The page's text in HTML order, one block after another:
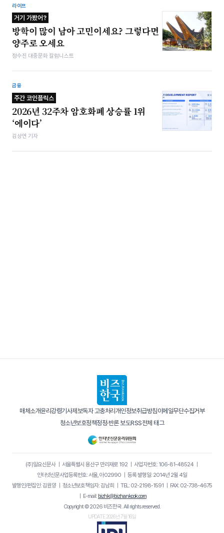
라이프
거기 가봤어?
방학이 많이 남아 고민이세요? 그렇다면
양주로 오세요
정수진 대중문화 칼럼니스트
금융
주간 코인플릭스
2026년 32주차 암호화폐 상승률 1위
‘에이다’
김상연 기자
매체소개윤리강령기사제보독자 고충처리개인정보취급방침이메일무단수집거부
청소년보호정책정정·반론 보도RSS전체 태그
(주)일요신문사｜ 서울특별시 용산구 만리재로 192｜ 사업자번호: 106-81-48524｜
인터넷신문사업등록번호: 서울, 아02990 ｜ 등록·발행일: 2014년 2월 4일
발행인/편집인: 김원양｜ 청소년보호책임자: 김남희 ｜ TEL: 02-2198-1591 ｜ FAX: 02-738-4675
｜ E-mail: bizhk@bizhankook.com
Copyright © 2026 비즈한국. All rights reserved.
UPDATE 2026년 7월 16일